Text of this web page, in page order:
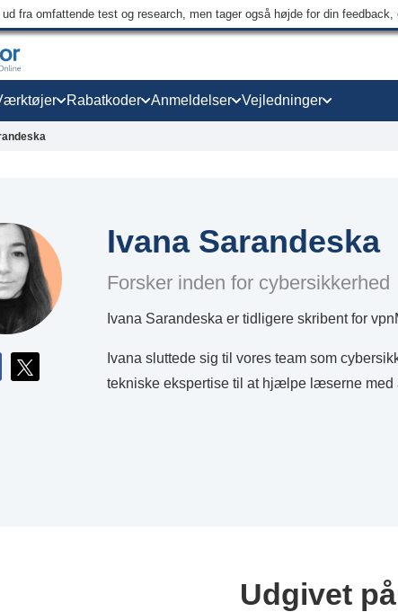
fra omfattende test og research, men tager også højde for din
Rabatkoder Anmeldelser Vejledninger
Ivana Sarandeska
Forsker inden for cybersikkerhed
Ivana Sarandeska er tidligere skribent for
Ivana sluttede sig til vores team som
tekniske ekspertise til at hjælpe læserne med
Udgivet